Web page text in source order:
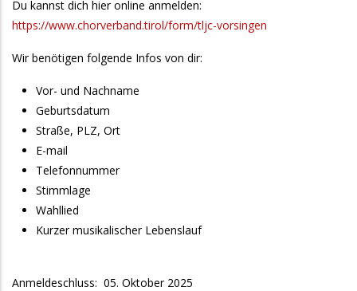
Du kannst dich hier online anmelden:
https://www.chorverband.tirol/form/tljc-vorsingen
Wir benötigen folgende Infos von dir:
Vor- und Nachname
Geburtsdatum
Straße, PLZ, Ort
E-mail
Telefonnummer
Stimmlage
Wahllied
Kurzer musikalischer Lebenslauf
Anmeldeschluss: 05. Oktober 2025